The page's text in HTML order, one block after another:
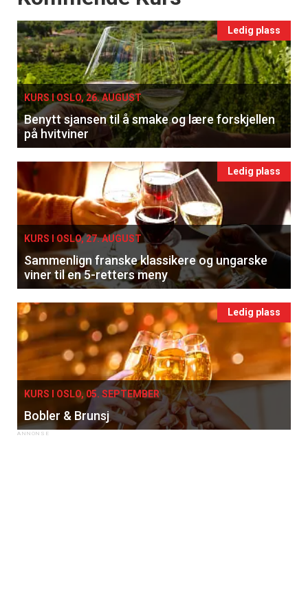
Ledig plass
KURS I OSLO, 26. AUGUST
Benytt sjansen til å smake og lære forskjellen
på hvitviner
Ledig plass
KURS I OSLO, 27. AUGUST
Sammenlign franske klassikere og ungarske
viner til en 5-retters meny
Ledig plass
KURS I OSLO, 05. SEPTEMBER
Bobler & Brunsj